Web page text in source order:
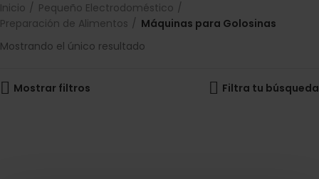
Inicio
Pequeño Electrodoméstico
Preparación de Alimentos
Máquinas para Golosinas
Mostrando el único resultado
Mostrar filtros Filtra tu búsqueda